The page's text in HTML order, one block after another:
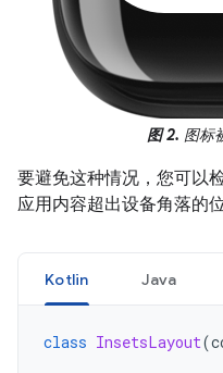
图 2. 图标
要避免这种情况，您可以
应用内容超出设备角落的
Kotlin Java
class InsetsLayout(